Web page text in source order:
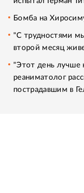
Бомба на
"С трудностями
второй месяц
"Этот день лучше
реаниматолог
пострадавшим в